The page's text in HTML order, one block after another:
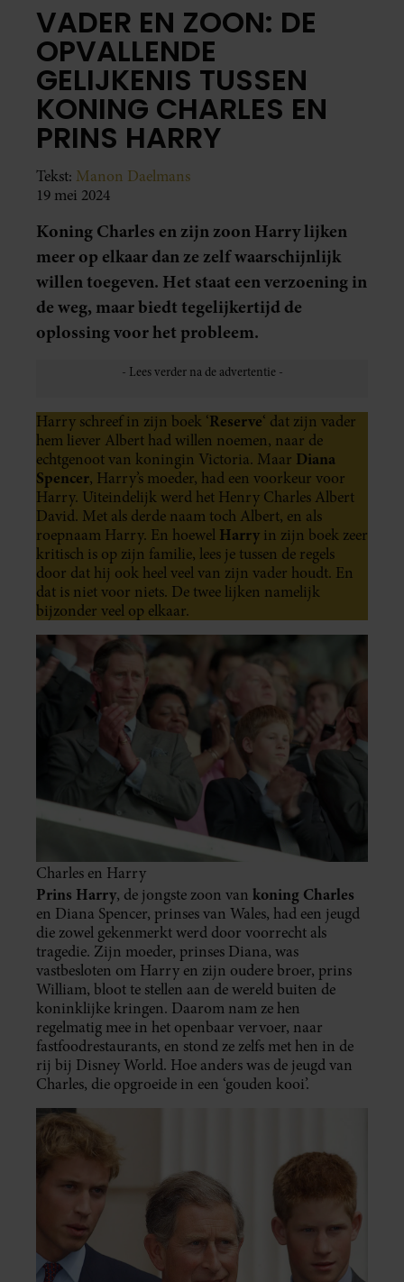
VADER EN ZOON: DE
OPVALLENDE
GELIJKENIS TUSSEN
KONING CHARLES EN
PRINS HARRY
Tekst: Manon Daelmans
19 mei 2024
Koning Charles en zijn zoon Harry lijken
meer op elkaar dan ze zelf waarschijnlijk
willen toegeven. Het staat een verzoening in
de weg, maar biedt tegelijkertijd de
oplossing voor het probleem.
Harry schreef in zijn boek ‘Reserve‘ dat zijn vader
hem liever Albert had willen noemen, naar de
echtgenoot van koningin Victoria. Maar Diana
Spencer, Harry’s moeder, had een voorkeur voor
Harry. Uiteindelijk werd het Henry Charles Albert
David. Met als derde naam toch Albert, en als
roepnaam Harry. En hoewel Harry in zijn boek zeer
kritisch is op zijn familie, lees je tussen de regels
door dat hij ook heel veel van zijn vader houdt. En
dat is niet voor niets. De twee lijken namelijk
bijzonder veel op elkaar.
Charles en Harry
Prins Harry, de jongste zoon van koning Charles
en Diana Spencer, prinses van Wales, had een jeugd
die zowel gekenmerkt werd door voorrecht als
tragedie. Zijn moeder, prinses Diana, was
vastbesloten om Harry en zijn oudere broer, prins
William, bloot te stellen aan de wereld buiten de
koninklijke kringen. Daarom nam ze hen
regelmatig mee in het openbaar vervoer, naar
fastfoodrestaurants, en stond ze zelfs met hen in de
rij bij Disney World. Hoe anders was de jeugd van
Charles, die opgroeide in een ‘gouden kooi’.